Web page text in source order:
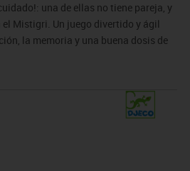
una de ellas no tiene pareja, y
el Mistigri. Un juego divertido y ágil
la memoria y una buena dosis de